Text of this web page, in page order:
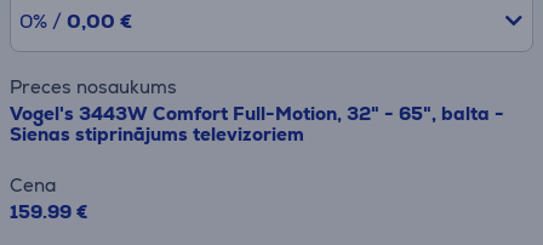
0% / 0,00 €
Preces nosaukums
Vogel's 3443W Comfort Full-Motion, 32" - 65", balta -
Sienas stiprinājums televizoriem
Cena
159.99 €